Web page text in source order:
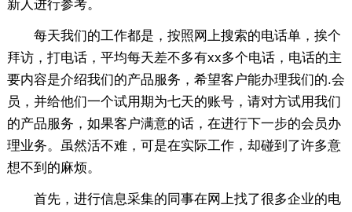
新人进行参考。
每天我们的工作都是，按照网上搜索的电话单，挨个
拜访，打电话，平均每天差不多有xx多个电话，电话的主
要内容是介绍我们的产品服务，希望客户能办理我们的.会
员，并给他们一个试用期为七天的账号，请对方试用我们
的产品服务，如果客户满意的话，在进行下一步的会员办
理业务。虽然活不难，可是在实际工作，却碰到了许多意
想不到的麻烦。
首先，进行信息采集的同事在网上找了很多企业的电